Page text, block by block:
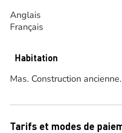
Anglais
Français
Habitation
Mas. Construction ancienne.
Tarifs et modes de